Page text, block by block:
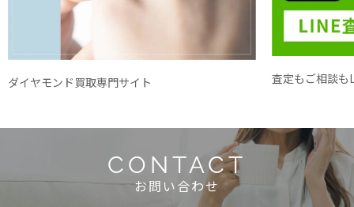
ダイヤモンド買取専門サイト 査定もご相談も
CONTACT
お問い合わせ